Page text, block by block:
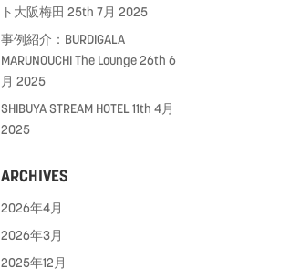
ト大阪梅田 25th 7月 2025
事例紹介：BURDIGALA
MARUNOUCHI The Lounge26th 6
月 2025
SHIBUYA STREAM HOTEL11th 4月
2025
ARCHIVES
2026年4月
2026年3月
2025年12月